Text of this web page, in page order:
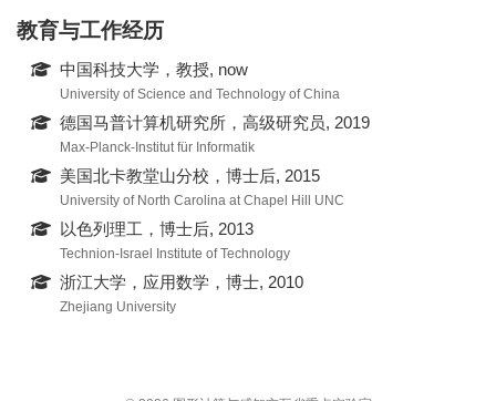
教育与工作经历
中国科技大学，教授, now
University of Science and Technology of China
德国马普计算机研究所，高级研究员, 2019
Max-Planck-Institut für Informatik
美国北卡教堂山分校，博士后, 2015
University of North Carolina at Chapel Hill UNC
以色列理工，博士后, 2013
Technion-Israel Institute of Technology
浙江大学，应用数学，博士, 2010
Zhejiang University